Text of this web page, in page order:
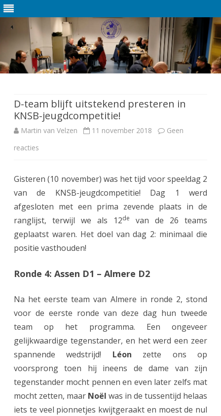
de
inhoud
D-team blijft uitstekend presteren in
KNSB-jeugdcompetitie!
Martin van Velzen 11 november 2018
Geen
reacties
D
t
e
a
l
j
f
t
i
Gisteren (10 november) was het tijd voor speeldag 2
van de KNSB-jeugdcompetitie! Dag 1 werd
afgesloten met een prima zevende plaats in de
ranglijst, terwijl we als 12de
van de 26 teams
geplaatst waren. Het doel van dag 2: minimaal die
positie vasthouden!
Ronde 4: Assen D1 – Almere D2
Na het eerste team van Almere in ronde 2, stond
voor de eerste ronde van deze dag hun tweede
team op het programma. Een ongeveer
gelijkwaardige tegenstander, en het werd een zeer
spannende wedstrijd! Léon zette ons op
voorsprong toen hij ineens de dame van zijn
tegenstander mocht pennen en even later zelfs mat
mocht zetten, maar Noël was in de tussentijd helaas
iets te veel pionnetjes kwijtgeraakt en moest de nul